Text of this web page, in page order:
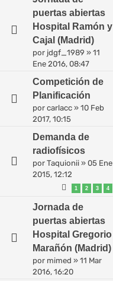
puertas abiertas
Hospital Ramón y
Cajal (Madrid)
por jdgf_1989 » 11
Ene 2016, 08:47
Competición de
Planificación
por carlacc » 10 Feb
2017, 10:15
Demanda de
radiofísicos
por Taquionii » 05 Ene
2015, 12:12
1 2 3 4
Jornada de
puertas abiertas
Hospital Gregorio
Marañón (Madrid)
por mimed » 11 Mar
2016, 16:20